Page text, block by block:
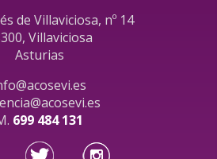
de Villaviciosa, nº 14
Villaviciosa
Asturias
699 484 131